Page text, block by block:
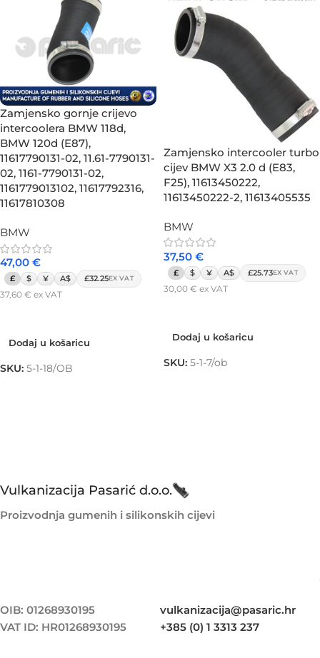
Zamjensko gornje crijevo
intercoolera BMW 118d,
BMW 120d (E87),
11617790131-02, 11.61-7790131-
02, 1161-7790131-02,
1161779013102, 11617792316,
11617810308
BMW
47,00 €
£ $ ¥ A$ £32.25EX VAT
37,60 € ex VAT
Dodaj u košaricu
SKU: 5-1-18/OB
Zamjensko intercooler turbo
cijev BMW X3 2.0 d (E83,
F25), 11613450222,
11613450222-2, 11613405535
BMW
37,50 €
£ $ ¥ A$ £25.73EX VAT
30,00 € ex VAT
Dodaj u košaricu
SKU: 5-1-7/ob
Vulkanizacija Pasarić d.o.o.
Proizvodnja gumenih i silikonskih cijevi
OIB: 01268930195
VAT ID: HR01268930195
vulkanizacija@pasaric.hr
+385 (0) 1 3313 237